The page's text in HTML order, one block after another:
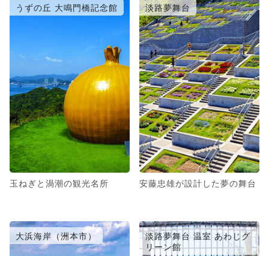
うずの丘 大鳴門橋記念館
玉ねぎと渦潮の観光名所
淡路夢舞台
安藤忠雄が設計した夢の舞台
大浜海岸（洲本市）
淡路夢舞台 温室 あわじグ
リーン館